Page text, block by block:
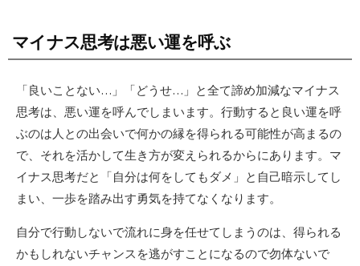
マイナス思考は悪い運を呼ぶ
「良いことない…」「どうせ…」と全て諦め加減なマイナス
思考は、悪い運を呼んでしまいます。行動すると良い運を呼
ぶのは人との出会いで何かの縁を得られる可能性が高まるの
で、それを活かして生き方が変えられるからにあります。マ
イナス思考だと「自分は何をしてもダメ」と自己暗示してし
まい、一歩を踏み出す勇気を持てなくなります。
自分で行動しないで流れに身を任せてしまうのは、得られる
かもしれないチャンスを逃がすことになるので勿体ないで